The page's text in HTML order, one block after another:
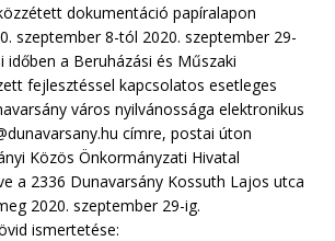
dokumentáció papíralapon
szeptember 8-tól 2020. szeptember 29-
időben a Beruházási és Műszaki
fejlesztéssel kapcsolatos esetleges
város nyilvánossága elektronikus
címre, postai úton
Közös Önkormányzati Hivatal
a 2336 Dunavarsány Kossuth Lajos utca
2020. szeptember 29-ig.
ismertetése: